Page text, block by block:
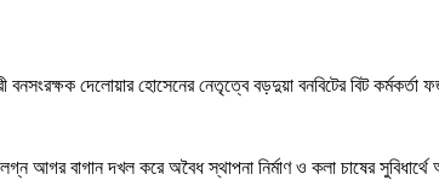
বনসংরক্ষক দেলোয়ার হোসেনের নেতৃত্বে বড়দুয়া বনবিটের বিট
আগর বাগান দখল করে অবৈধ স্থাপনা নির্মাণ ও কলা চাষের